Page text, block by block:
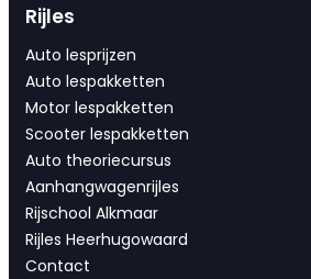
Rijles
Auto lesprijzen
Auto lespakketten
Motor lespakketten
Scooter lespakketten
Auto theoriecursus
Aanhangwagenrijles
Rijschool Alkmaar
Rijles Heerhugowaard
Contact